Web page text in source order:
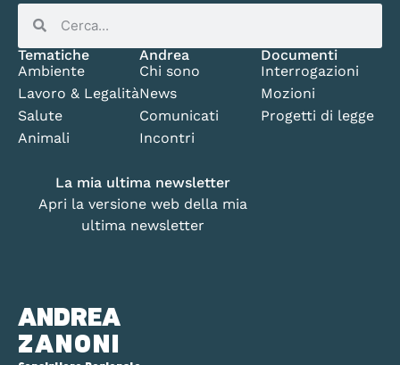
ANDREA
ZANONI
Tematiche
Ambiente
Lavoro & Legalità
Salute
Animali
Andrea
Chi sono
News
Comunicati
Incontri
Documenti
Interrogazioni
Mozioni
Progetti di legge
La mia ultima newsletter
Apri la versione web della mia
ultima newsletter